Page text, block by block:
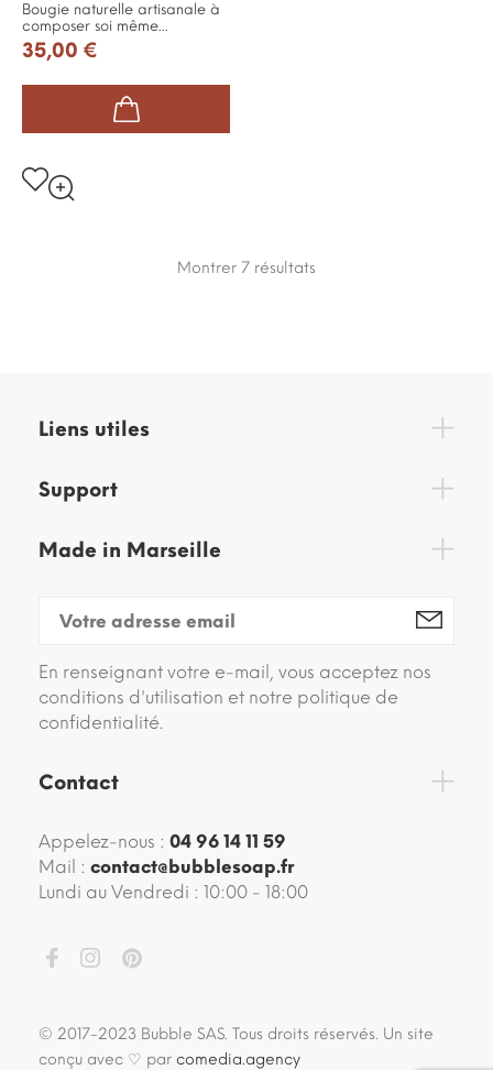
Bougie naturelle artisanale à
composer soi même...
35,00 €
Montrer 7 résultats
Liens utiles
Support
Made in Marseille
En renseignant votre e-mail, vous acceptez nos
conditions d'utilisation et notre politique de
confidentialité.
Contact
Appelez-nous : 04 96 14 11 59
Mail : contact@bubblesoap.fr
Lundi au Vendredi : 10:00 - 18:00
© 2017-2023 Bubble SAS. Tous droits réservés. Un site
conçu avec ♡ par comedia.agency